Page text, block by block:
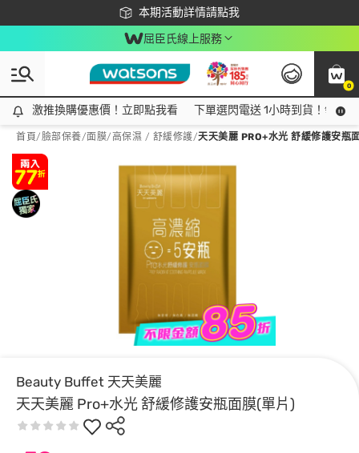
本期活動詳情請點我
下載app最高回饋$350
屈臣氏線上服務
0
激推換購優惠價！立即點我看
激推換購優惠價！立即點我看 下單選閃電送 1小時到貨！領神
首頁/臉部保養/面膜/ 高保濕 / 舒緩修護/天天美麗 PRO+水光 舒緩修護安瓶
Beauty Buffet 天天美麗
天天美麗 Pro+水光 舒緩修護安瓶面膜(單片)